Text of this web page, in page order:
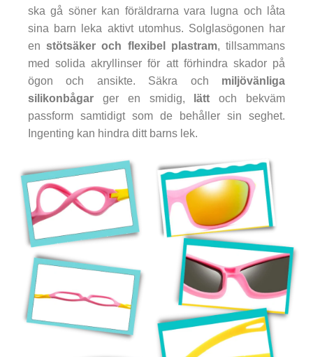
ska gå söner kan föräldrarna vara lugna och låta
sina barn leka aktivt utomhus. Solglasögonen har
enstötsäker och flexibel plastram, tillsammans
med solida akryllinser för att förhindra skador på
ögon och ansikte. Säkra och miljövänliga
silikonbågar ger en smidig, lätt och bekväm
passform samtidigt som de behåller sin seghet.
Ingenting kan hindra ditt barns lek.